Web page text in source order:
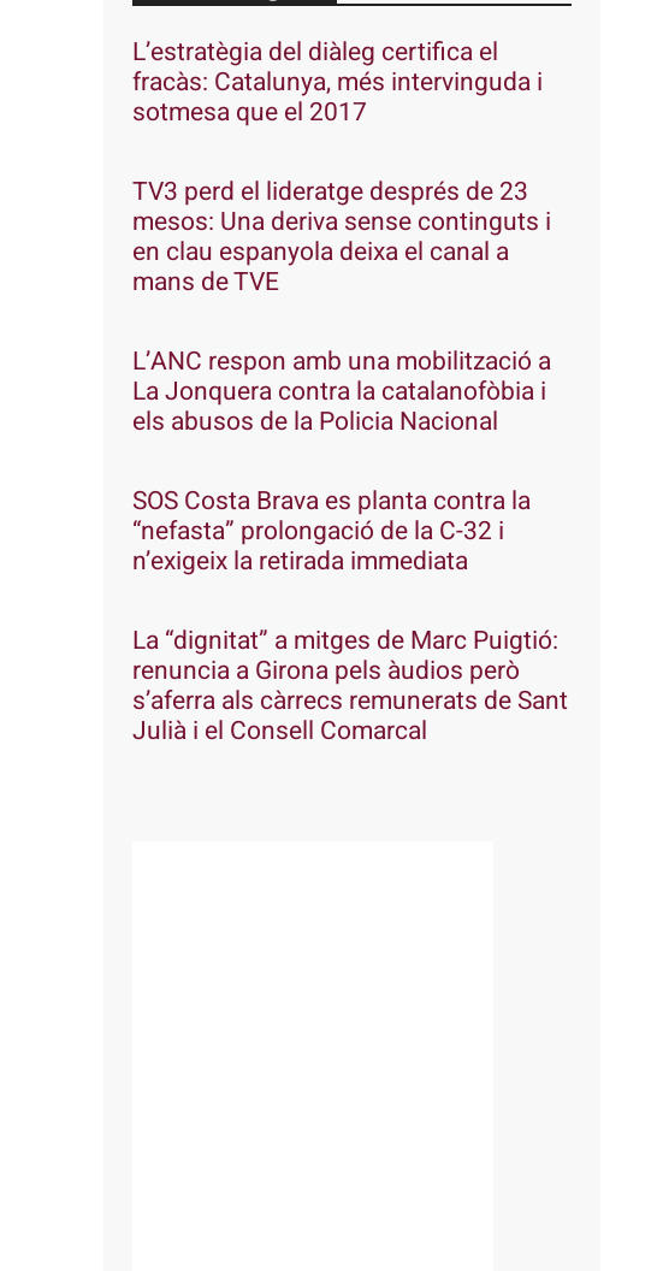
L’estratègia del diàleg certifica el
fracàs: Catalunya, més intervinguda i
sotmesa que el 2017
TV3 perd el lideratge després de 23
mesos: Una deriva sense continguts i
en clau espanyola deixa el canal a
mans de TVE
L’ANC respon amb una mobilització a
La Jonquera contra la catalanofòbia i
els abusos de la Policia Nacional
SOS Costa Brava es planta contra la
“nefasta” prolongació de la C-32 i
n’exigeix la retirada immediata
La “dignitat” a mitges de Marc Puigtió:
renuncia a Girona pels àudios però
s’aferra als càrrecs remunerats de Sant
Julià i el Consell Comarcal